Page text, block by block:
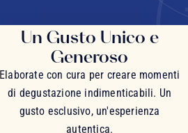
Un Gusto Unico e
Generoso
Elaborate con cura per creare momenti
di degustazione indimenticabili. Un
gusto esclusivo, un'esperienza
autentica.